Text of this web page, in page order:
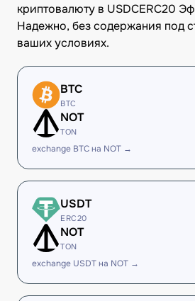
криптовалюту в USDCERC20
Надежно, без содержания под
ваших условиях.
BTC
BTC
NOT
TON
exchange BTC на NOT →
USDT
ERC20
NOT
TON
exchange USDT на NOT →